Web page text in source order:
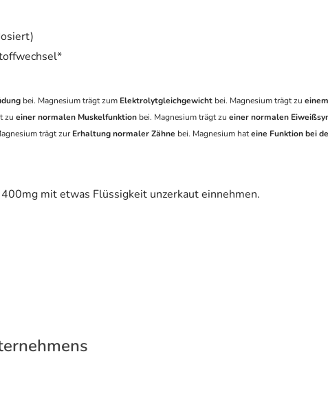
bei. Magnesium trägt zum Elektrolytgleichgewicht bei. Magnesium trägt zu
zu einer normalen Muskelfunktion bei. Magnesium trägt zu einer normalen
trägt zur Erhaltung normaler Zähne bei. Magnesium hateine Funktion bei
mit etwas Flüssigkeit unzerkaut einnehmen.